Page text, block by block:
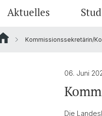
Aktuelles
Bibliothek & Infrastruktur
Kommissionssekretärin/
06. Juni
Die